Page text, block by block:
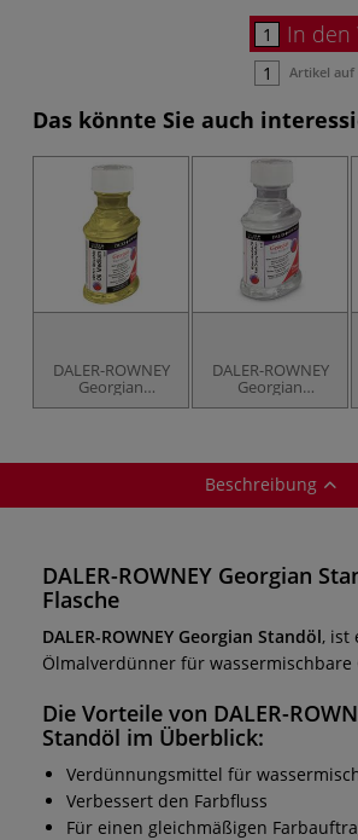
In den
Artikel auf
Das könnte Sie auch
DALER-ROWNEY
Georgian
wassermischbares
DALER-ROWNEY
Georgian
schnelltrocknendes
Beschreibung
DALER-ROWNEY Georgian
Flasche
DALER-ROWNEY Georgian Standöl, ist
Ölmalverdünner für wassermischbare
Die Vorteile von DALER-
Standöl im Überblick:
Verdünnungsmittel für
Verbessert den Farbfluss
Für einen gleichmäßigen